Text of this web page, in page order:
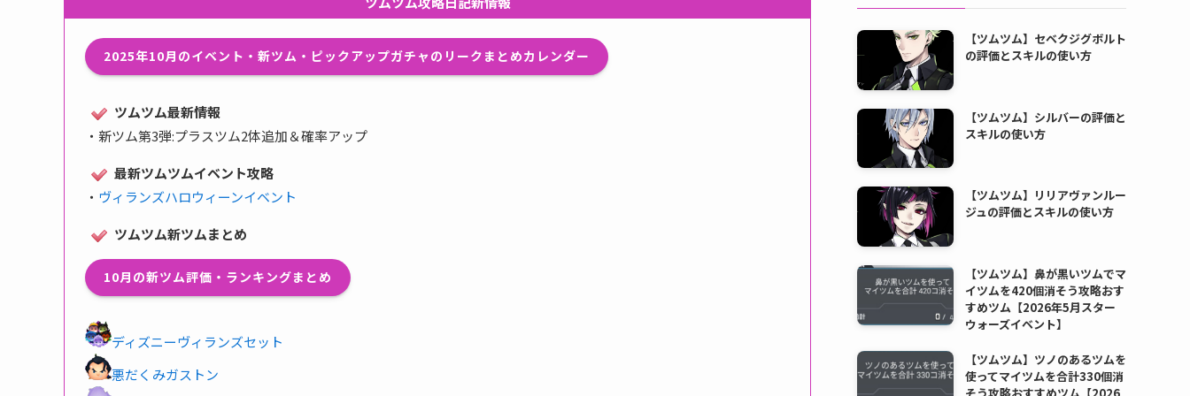
2025年10月のイベント・新ツム・ピックアップガチャのリークまとめカレンダー
ツムツム最新情報
・ 新ツム第3弾:プラスツム2体追加＆確率アップ
最新ツムツムイベント攻略
・ ヴィランズハロウィーンイベント
ツムツム新ツムまとめ
10月の新ツム評価・ランキングまとめ
ディズニーヴィランズセット
悪だくみガストン
【ツムツム】セベクジグボルト
の評価とスキルの使い方
【ツムツム】シルバーの評価と
スキルの使い方
【ツムツム】リリアヴァンルー
ジュの評価とスキルの使い方
【ツムツム】鼻が黒いツムでマ
イツムを420個消そう攻略おす
すめツム【2026年5月スター
ウォーズイベント】
【ツムツム】ツノのあるツムを
使ってマイツムを合計330個消